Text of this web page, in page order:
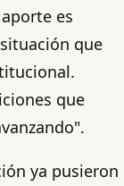
es
que
que
ya pusieron